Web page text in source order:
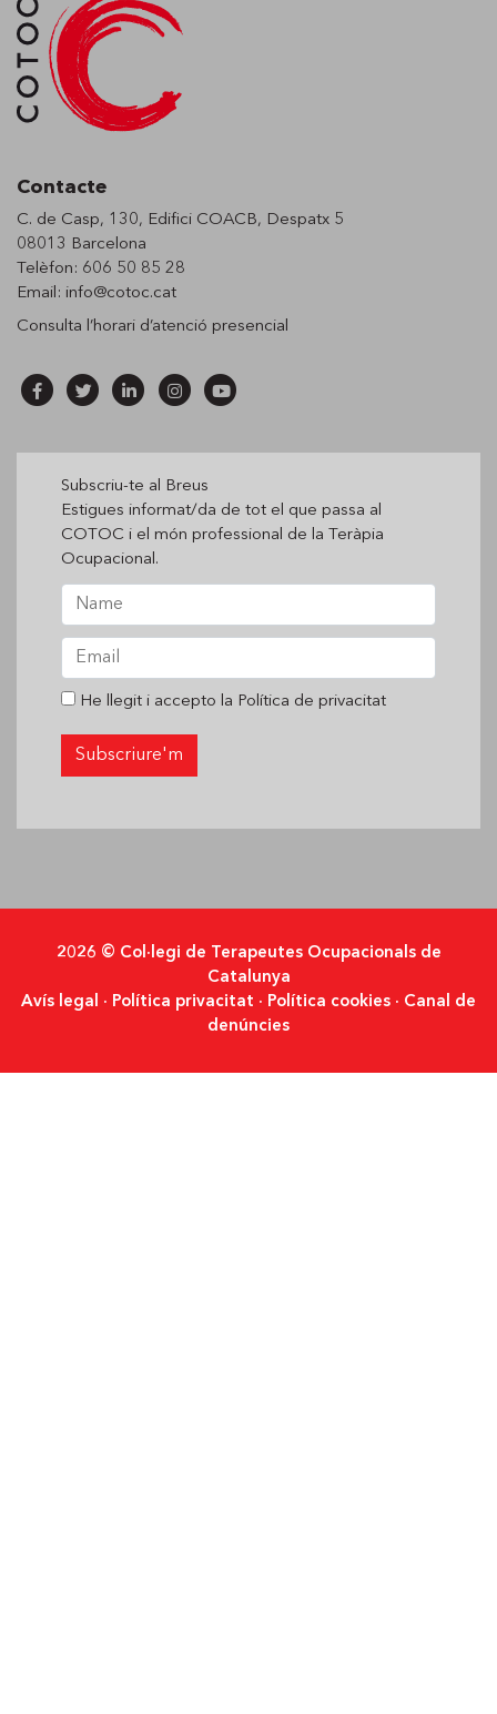
Contacte
C. de Casp, 130, Edifici COACB, Despatx 5
08013 Barcelona
Telèfon: 606 50 85 28
Email: info@cotoc.cat
Consulta l’horari d’atenció presencial
Subscriu-te al Breus
Estigues informat/da de tot el que passa al
COTOC i el món professional de la Teràpia
Ocupacional.
He llegit i accepto la Política de privacitat
2026 © Col·legi de Terapeutes Ocupacionals de
Catalunya
Avís legal · Política privacitat · Política cookies · Canal de
denúncies